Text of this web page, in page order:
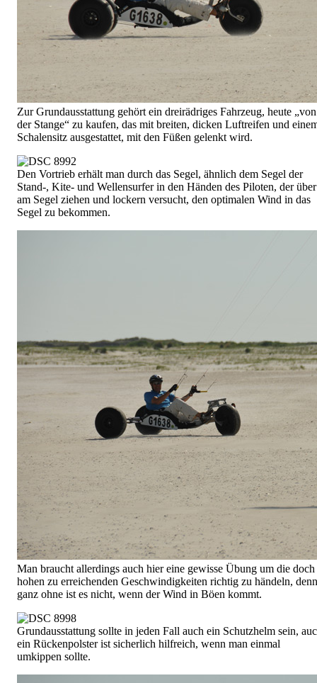
Zur Grundausstattung gehört ein dreirädriges Fahrzeug, heute „von
der Stange“ zu kaufen, das mit breiten, dicken Luftreifen und
Schalensitz ausgestattet, mit den Füßen gelenkt wird.
Den Vortrieb erhält man durch das Segel, ähnlich dem Segel der
Stand-, Kite- und Wellensurfer in den Händen des Piloten, der über
am Segel ziehen und lockern versucht, den optimalen Wind in das
Segel zu bekommen.
Man braucht allerdings auch hier eine gewisse Übung um die doch
hohen zu erreichenden Geschwindigkeiten richtig zu händeln, denn
ganz ohne ist es nicht, wenn der Wind in Böen kommt.
Grundausstattung sollte in jeden Fall auch ein Schutzhelm sein,
ein Rückenpolster ist sicherlich hilfreich, wenn man einmal
umkippen sollte.